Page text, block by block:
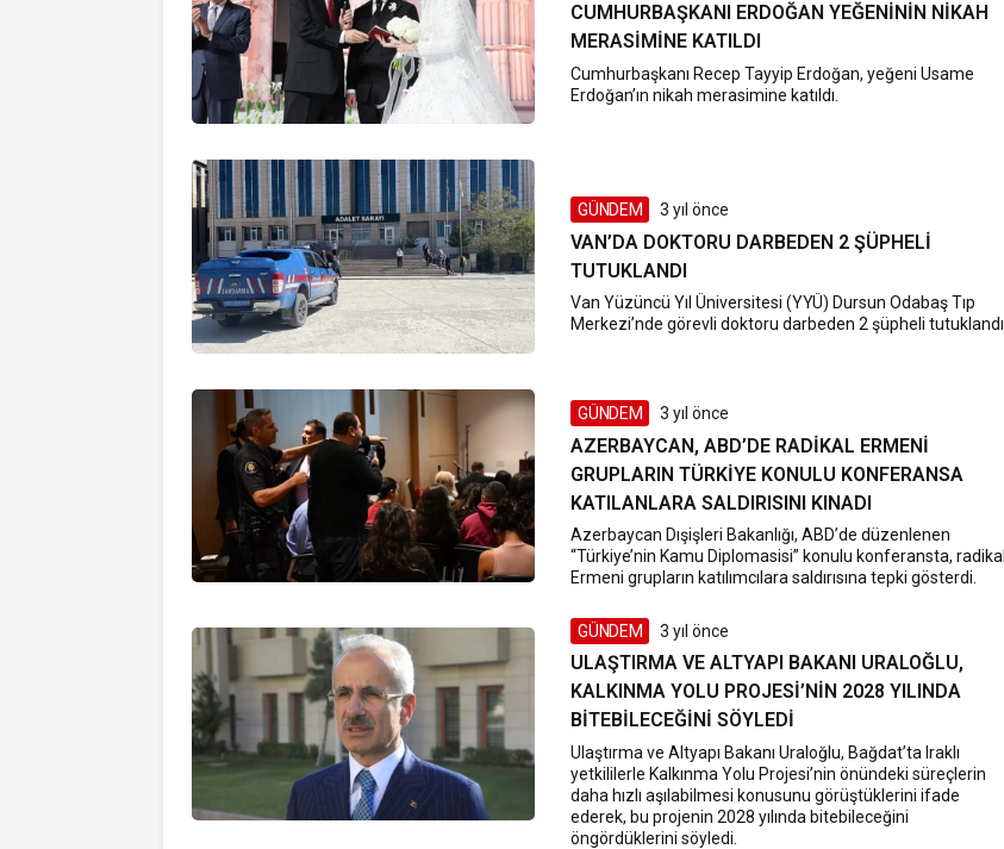
CUMHURBAŞKANI ERDOĞAN YEĞENININ NIKAH
MERASIMINE KATILDI
Cumhurbaşkanı Recep Tayyip Erdoğan, yeğeni Usame
Erdoğan’ın nikah merasimine katıldı.
GÜNDEM 3 yıl önce
VAN’DA DOKTORU DARBEDEN 2 ŞÜPHELI
TUTUKLANDI
Van Yüzüncü Yıl Üniversitesi (YYÜ) Dursun Odabaş Tıp
Merkezi’nde görevli doktoru darbeden 2 şüpheli tutuklandı.
GÜNDEM 3 yıl önce
AZERBAYCAN, ABD’DE RADIKAL ERMENI
GRUPLARIN TÜRKIYE KONULU KONFERANSA
KATILANLARA SALDIRISINI KINADI
Azerbaycan Dışişleri Bakanlığı, ABD’de düzenlenen
“Türkiye’nin Kamu Diplomasisi” konulu konferansta, radikal
Ermeni grupların katılımcılara saldırısına tepki gösterdi.
GÜNDEM 3 yıl önce
ULAŞTIRMA VE ALTYAPI BAKANI URALOĞLU,
KALKINMA YOLU PROJESI’NIN 2028 YILINDA
BITEBILECEĞINI SÖYLEDI
Ulaştırma ve Altyapı Bakanı Uraloğlu, Bağdat’ta Iraklı
yetkililerle Kalkınma Yolu Projesi’nin önündeki süreçlerin
daha hızlı aşılabilmesi konusunu görüştüklerini ifade
ederek, bu projenin 2028 yılında bitebileceğini
öngördüklerini söyledi.